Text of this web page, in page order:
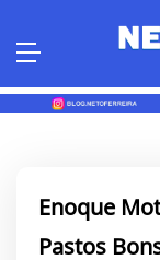
Enoque
Pastos